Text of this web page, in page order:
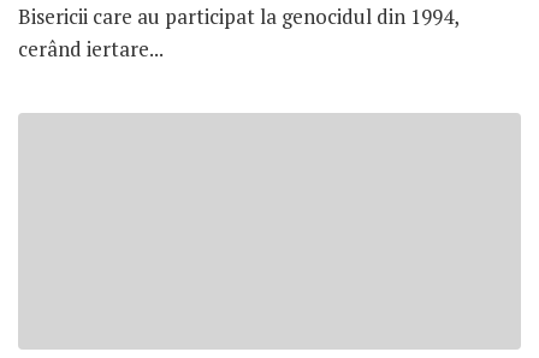
Bisericii care au participat la genocidul din 1994,
cerând iertare...